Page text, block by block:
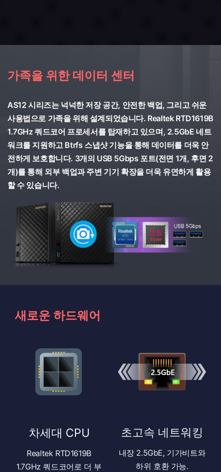
가족을 위한 데이터 센터
AS12 시리즈는 넉넉한 저장 공간, 안전한 백업, 그리고 쉬운
사용법으로 가족을 위해 설계되었습니다. Realtek RTD1619B
1.7GHz 쿼드코어 프로세서를 탑재하고 있으며, 2.5GbE 네트
워크를 지원하고 Btrfs 스냅샷 기능을 통해 데이터를 더욱 안
전하게 보호합니다. 3개의 USB 5Gbps 포트(전면 1개, 후면 2
개)를 통해 외부 백업과 주변 기기 확장을 더욱 유연하게 활용
할 수 있습니다.
새로운 하드웨어
차세대 CPU
Realtek RTD1619B
1.7GHz 쿼드코어로 더 부
초고속 네트워킹
내장 2.5GbE, 기가비트와
하위 호환 가능.